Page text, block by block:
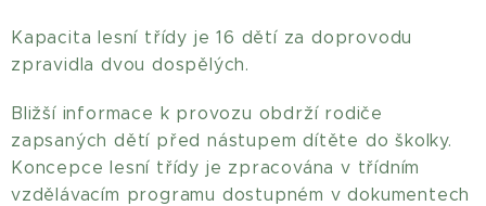
Kapacita lesní třídy je 16 dětí za doprovodu
zpravidla dvou dospělých.
Bližší informace k provozu obdrží rodiče
zapsaných dětí před nástupem dítěte do školky.
Koncepce lesní třídy je zpracována v třídním
vzdělávacím programu dostupném v dokumentech